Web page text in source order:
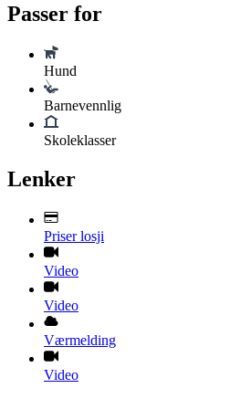
Passer for
Hund
Barnevennlig
Skoleklasser
Lenker
Priser losji
Video
Video
Værmelding
Video